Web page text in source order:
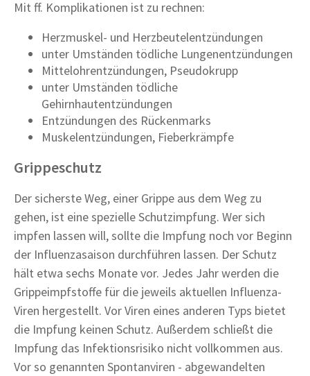
Mit ff. Komplikationen ist zu rechnen:
Herzmuskel- und Herzbeutelentzündungen
unter Umständen tödliche Lungenentzündungen
Mittelohrentzündungen, Pseudokrupp
unter Umständen tödliche
Gehirnhautentzündungen
Entzündungen des Rückenmarks
Muskelentzündungen, Fieberkrämpfe
Grippeschutz
Der sicherste Weg, einer Grippe aus dem Weg zu
gehen, ist eine spezielle Schutzimpfung. Wer sich
impfen lassen will, sollte die Impfung noch vor Beginn
der Influenzasaison durchführen lassen. Der Schutz
hält etwa sechs Monate vor. Jedes Jahr werden die
Grippeimpfstoffe für die jeweils aktuellen Influenza-
Viren hergestellt. Vor Viren eines anderen Typs bietet
die Impfung keinen Schutz. Außerdem schließt die
Impfung das Infektionsrisiko nicht vollkommen aus.
Vor so genannten Spontanviren - abgewandelten